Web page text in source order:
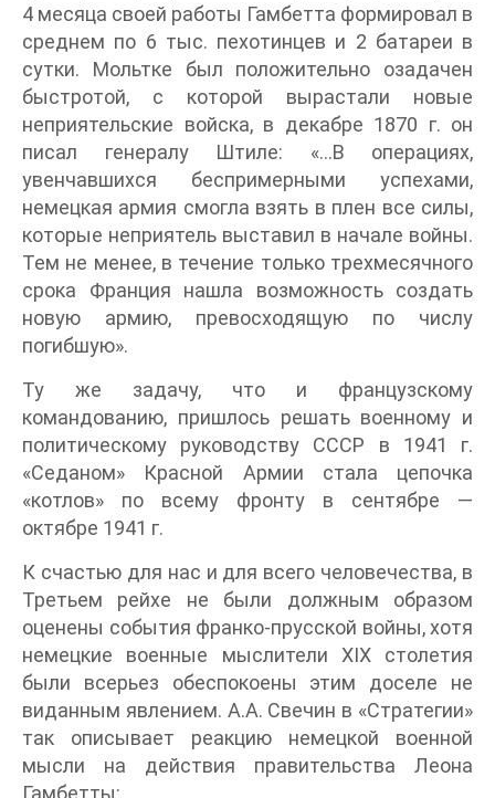
4 месяца своей работы Гамбетта формировал в
среднем по 6 тыс. пехотинцев и 2 батареи в
сутки. Мольтке был положительно озадачен
быстротой, с которой вырастали новые
неприятельские войска, в декабре 1870 г. он
писал генералу Штиле: «…В операциях,
увенчавшихся беспримерными успехами,
немецкая армия смогла взять в плен все силы,
которые неприятель выставил в начале войны.
Тем не менее, в течение только трехмесячного
срока Франция нашла возможность создать
новую армию, превосходящую по числу
погибшую».
Ту же задачу, что и французскому
командованию, пришлось решать военному и
политическому руководству СССР в 1941 г.
«Седаном» Красной Армии стала цепочка
«котлов» по всему фронту в сентябре —
октябре 1941 г.
К счастью для нас и для всего человечества, в
Третьем рейхе не были должным образом
оценены события франко-прусской войны, хотя
немецкие военные мыслители XIX столетия
были всерьез обеспокоены этим доселе не
виданным явлением. А.А. Свечин в «Стратегии»
так описывает реакцию немецкой военной
мысли на действия правительства Леона
Гамбетты: